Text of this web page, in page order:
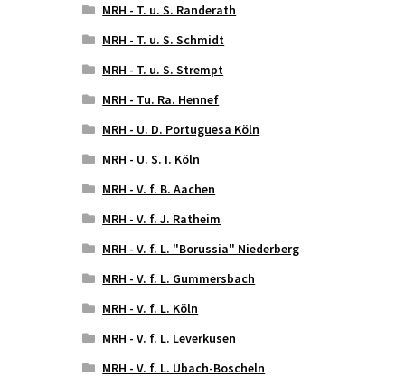
MRH - T. u. S. Randerath
MRH - T. u. S. Schmidt
MRH - T. u. S. Strempt
MRH - Tu. Ra. Hennef
MRH - U. D. Portuguesa Köln
MRH - U. S. I. Köln
MRH - V. f. B. Aachen
MRH - V. f. J. Ratheim
MRH - V. f. L. "Borussia" Niederberg
MRH - V. f. L. Gummersbach
MRH - V. f. L. Köln
MRH - V. f. L. Leverkusen
MRH - V. f. L. Übach-Boscheln